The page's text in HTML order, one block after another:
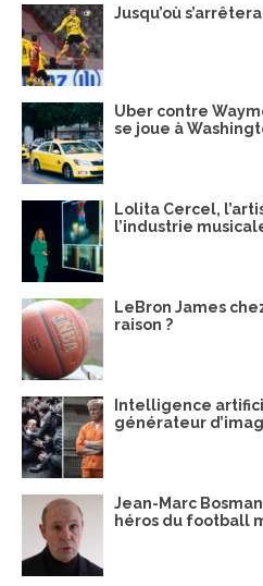
Jusqu’où
Uber contre
se joue à
Lolita Cercel,
l’industrie
LeBron James
raison ?
Intelligence
générateur
Jean-Marc
héros du football